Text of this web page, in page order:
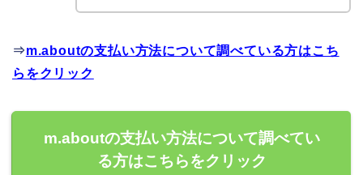
⇒m.aboutの支払い方法について調べている方はこち
らをクリック
m.aboutの支払い方法について調べてい
る方はこちらをクリック